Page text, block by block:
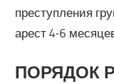
преступления
арест 4-6
ПОРЯДОК